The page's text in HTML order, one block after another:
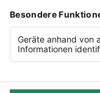
Braut mit
(Farben,
Blumen.
Informier
© 2026 Haufe-